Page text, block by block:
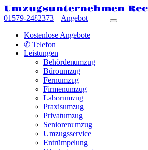
Umzugsunternehmen
01579-2482373
Angebot
Kostenlose Angebote
✆ Telefon
Leistungen
Behördenumzug
Büroumzug
Fernumzug
Firmenumzug
Laborumzug
Praxisumzug
Privatumzug
Seniorenumzug
Umzugsservice
Entrümpelung